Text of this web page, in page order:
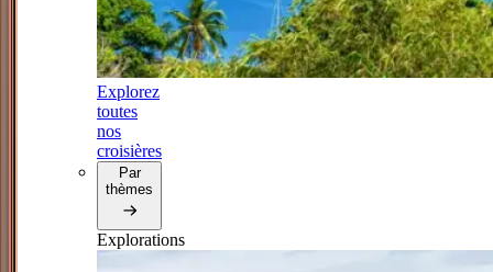
Explorez
toutes
nos
croisières
Par
thèmes
Explorations